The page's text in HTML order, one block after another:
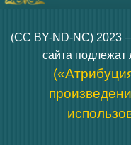
(CC BY-ND-NC) 2023
сайта подлежат